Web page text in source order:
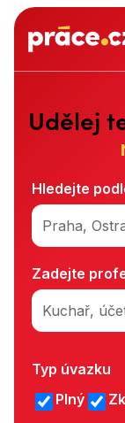
Hlavní záhlaví
Udělej
Hledejte
Praha,
Zadejte
Kuchař,
Typ úvazku
Typ úvazku
Plný